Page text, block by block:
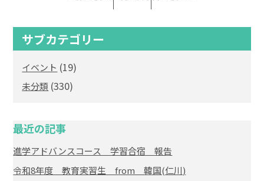
サブカテゴリー
イベント (19)
未分類 (330)
最近の記事
進学アドバンスコース 学習合宿 報告
令和8年度 教育実習生 from 韓国(仁川)